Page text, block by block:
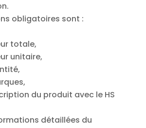
obligatoires sont :
totale,
unitaire,
du produit avec le HS
détaillées du